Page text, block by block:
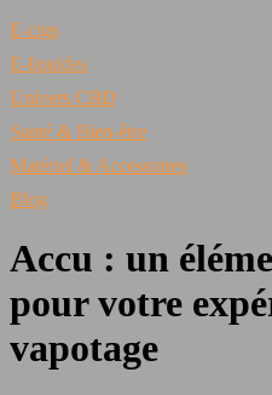
E-cigs
E-liquides
Univers CBD
Santé & Bien-être
Matériel & Accessoires
Blog
Accu : un
pour votre
vapotage